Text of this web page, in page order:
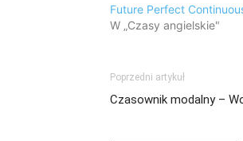
Future Perfect
W „Czasy angielskie"
Poprzedni artykuł
Czasownik modalny –